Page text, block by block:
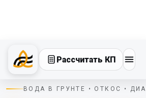
Рассчитать КП
ВОДА В ГРУНТЕ • ОТКОС •